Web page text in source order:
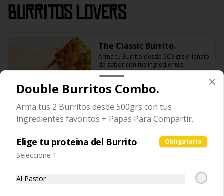
Burritos Lovers
The Classic Burrito.
Arma tu Burrito desde 500 grs y llénalo
de sabor con tus ingredientes
favoritos
Two Burrito Deal.
Arma tu Burrito desde 500 grs y llénalo
$209.00
Double Burritos Combo.
Arma tus 2 Burritos desde 500grs con tus
ingredientes favoritos + Papas Para Compartir.
Elige tu proteina del Burrito Obligatorio
Seleccione 1
Al Pastor